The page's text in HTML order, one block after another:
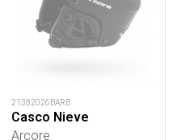
21382026BARB
Casco Nieve
Arcore